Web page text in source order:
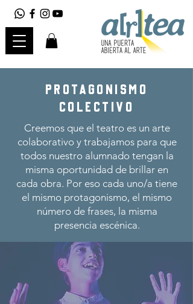
Protagonismo
colectivo
Creemos que el teatro es un arte
colaborativo y trabajamos para que
todos nuestro alumnado tengan la
misma oportunidad de brillar en
cada obra. Por eso cada uno/a tiene
el mismo protagonismo, el mismo
número de frases, la misma
presencia escénica.